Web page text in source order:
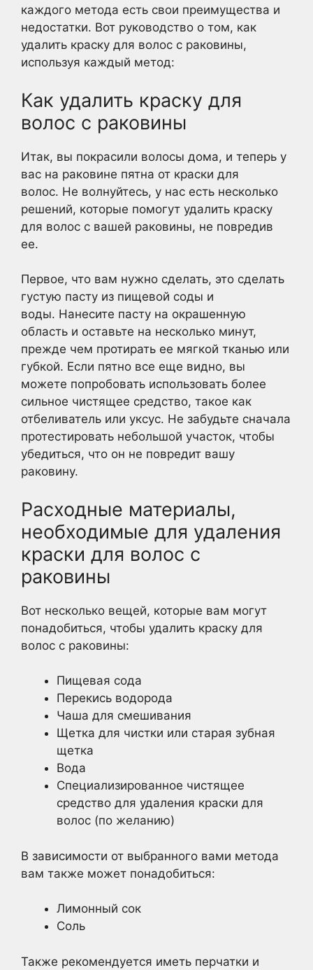
каждого метода есть свои преимущества и
недостатки. Вот руководство о том, как
удалить краску для волос с раковины,
используя каждый метод:
Как удалить краску для
волос с раковины
Итак, вы покрасили волосы дома, и теперь у
вас на раковине пятна от краски для
волос. Не волнуйтесь, у нас есть несколько
решений, которые помогут удалить краску
для волос с вашей раковины, не повредив
ее.
Первое, что вам нужно сделать, это сделать
густую пасту из пищевой соды и
воды. Нанесите пасту на окрашенную
область и оставьте на несколько минут,
прежде чем протирать ее мягкой тканью или
губкой. Если пятно все еще видно, вы
можете попробовать использовать более
сильное чистящее средство, такое как
отбеливатель или уксус. Не забудьте сначала
протестировать небольшой участок, чтобы
убедиться, что он не повредит вашу
раковину.
Расходные материалы,
необходимые для удаления
краски для волос с
раковины
Вот несколько вещей, которые вам могут
понадобиться, чтобы удалить краску для
волос с раковины:
Пищевая сода
Перекись водорода
Чаша для смешивания
Щетка для чистки или старая зубная
щетка
Вода
Специализированное чистящее
средство для удаления краски для
волос (по желанию)
В зависимости от выбранного вами метода
вам также может понадобиться:
Лимонный сок
Соль
Также рекомендуется иметь перчатки и